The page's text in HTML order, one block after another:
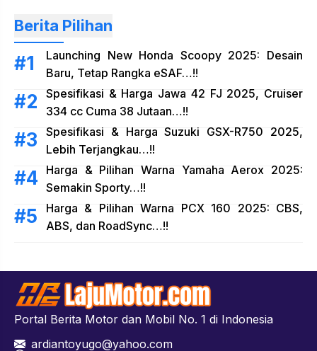
Berita Pilihan
Launching New Honda Scoopy 2025: Desain
Baru, Tetap Rangka eSAF…!!
Spesifikasi & Harga Jawa 42 FJ 2025, Cruiser
334 cc Cuma 38 Jutaan…!!
Spesifikasi & Harga Suzuki GSX-R750 2025,
Lebih Terjangkau…!!
Harga & Pilihan Warna Yamaha Aerox 2025:
Semakin Sporty…!!
Harga & Pilihan Warna PCX 160 2025: CBS,
ABS, dan RoadSync…!!
Portal Berita Motor dan Mobil No. 1 di Indonesia
ardiantoyugo@yahoo.com